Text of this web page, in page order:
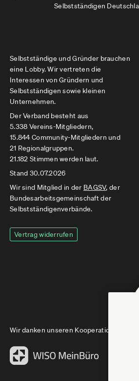
Selbstständigen
Selbstständige und Gründer brauchen
eine Lobby. Wir vertreten die
Interessen von Gründern und
Selbstständigen sowie kleinen
Unternehmen.
Der Verband besteht aus
5.338 Vereins-Mitgliedern,
15.844 Community-Mitgliedern und
21 Regionalgruppen.
21.182 Stimmen werden laut.
Stand 30.07.2026
Wir sind Mitglied in der BAGSV, der
Bundesarbeitsgemeinschaft der
Selbstständigenverbände.
Vertrag widerrufen
Wir danken unseren